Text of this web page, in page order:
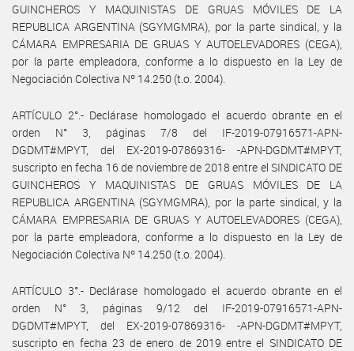
GUINCHEROS Y MAQUINISTAS DE GRUAS MÓVILES DE LA
REPUBLICA ARGENTINA (SGYMGMRA), por la parte sindical, y la
CÁMARA EMPRESARIA DE GRUAS Y AUTOELEVADORES (CEGA),
por la parte empleadora, conforme a lo dispuesto en la Ley de
Negociación Colectiva Nº 14.250 (t.o. 2004).
ARTÍCULO 2°.- Declárase homologado el acuerdo obrante en el
orden N° 3, páginas 7/8 del IF-2019-07916571-APN-
DGDMT#MPYT, del EX-2019-07869316- -APN-DGDMT#MPYT,
suscripto en fecha 16 de noviembre de 2018 entre el SINDICATO DE
GUINCHEROS Y MAQUINISTAS DE GRUAS MÓVILES DE LA
REPUBLICA ARGENTINA (SGYMGMRA), por la parte sindical, y la
CÁMARA EMPRESARIA DE GRUAS Y AUTOELEVADORES (CEGA),
por la parte empleadora, conforme a lo dispuesto en la Ley de
Negociación Colectiva Nº 14.250 (t.o. 2004).
ARTÍCULO 3°.- Declárase homologado el acuerdo obrante en el
orden N° 3, páginas 9/12 del IF-2019-07916571-APN-
DGDMT#MPYT, del EX-2019-07869316- -APN-DGDMT#MPYT,
suscripto en fecha 23 de enero de 2019 entre el SINDICATO DE